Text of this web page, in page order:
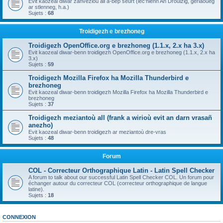
ar stlenneg, h.a.)
Sujets : 68
Troidigezh e brezhoneg
Troidigezh OpenOffice.org e brezhoneg (1.1.x, 2.x ha 3.x)
Evit kaozeal diwar-benn troidigezh OpenOffice.org e brezhoneg (1.1.x, 2.x ha
3.x)
Sujets : 59
Troidigezh Mozilla Firefox ha Mozilla Thunderbird e
brezhoneg
Evit kaozeal diwar-benn troidigezh Mozilla Firefox ha Mozilla Thunderbird e
brezhoneg
Sujets : 37
Troidigezh meziantoù all (frank a wirioù evit an darn vrasañ
anezho)
Evit kaozeal diwar-benn troidigezh ar meziantoù dre-vras
Sujets : 48
Forum
COL - Correcteur Orthographique Latin - Latin Spell Checker
A forum to talk about our successful Latin Spell Checker COL. Un forum pour
échanger autour du correcteur COL (correcteur orthographique de langue
latine).
Sujets : 18
CONNEXION